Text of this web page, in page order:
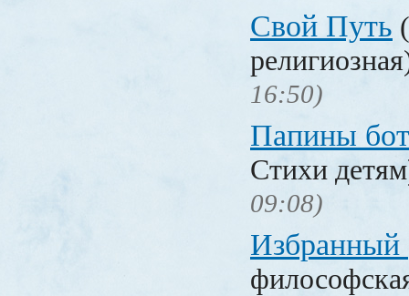
Свой Путь
16:50)
Папины
Стихи
09:08)
Избранный